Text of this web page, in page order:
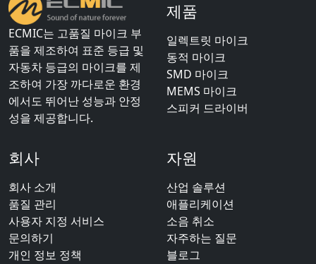
ECMIC는 고품질 마이크 부
품을 제조하여 표준 등급 및
자동차 등급의 마이크를 제
조하여 가장 까다로운 환경
에서도 뛰어난 성능과 안정
성을 제공합니다.
제품
일렉트릿 마이크
동적 마이크
SMD 마이크
MEMS 마이크
스피커 드라이버
회사
회사 소개
품질 관리
사용자 지정 서비스
문의하기
개인 정보 정책
자원
산업 솔루션
애플리케이션
소음 취소
자주하는 질문
블로그